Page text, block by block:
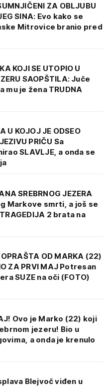
ZA OBLJUBU
SINA: Evo kako se
Mitrovice branio pred
KOJI SE UTOPIO U
SAOPŠTILA: Juče
mu je žena TRUDNA
U KOJOJ JE ODSEO
PRIČU Sa
SLAVLJE, a onda se
SREBRNOG JEZERA
Markove smrti, a još se
2 brata na
OPRAŠTA OD MARKA (22)
ZA PRVI MAJ Potresan
SUZE na oči (FOTO)
Ovo je Marko (22) koji
jezeru! Bio u
a onda je krenulo
Blejvoč viđen u